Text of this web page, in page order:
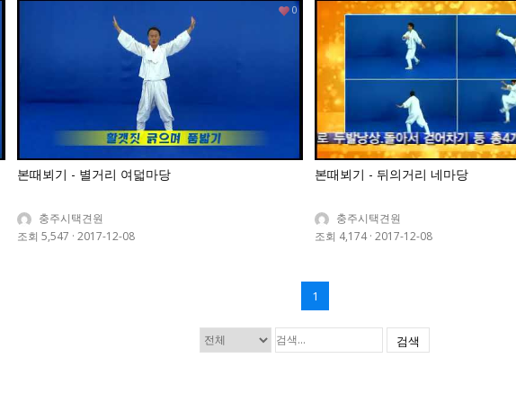
본때뵈기 - 별거리 여덟마당
충주시택견원
조회 5,547 · 2017-12-08
0
본때뵈기 - 뒤의거리 네마당
충주시택견원
조회 4,174 · 2017-12-08
1
검색